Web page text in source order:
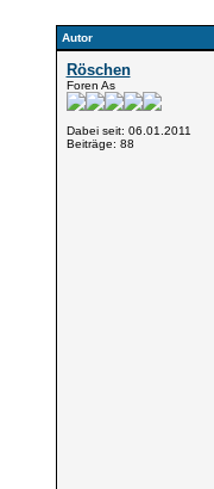
Autor
Röschen
Foren As
Dabei seit: 06.01.2011
Beiträge: 88